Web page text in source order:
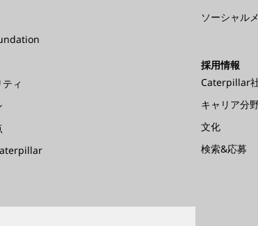
ィ
ソーシャル
採用情報
Caterpillar
キャリア分
文化
検索&応募